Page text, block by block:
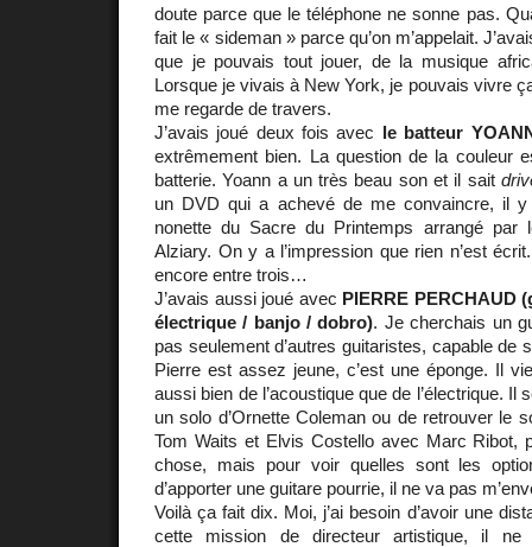
doute parce que le téléphone ne sonne pas.
fait le « sideman » parce qu’on m’appelait.
que je pouvais tout jouer, de la musique
Lorsque je vivais à New York, je pouvais vivre
me regarde de travers.
J’avais joué deux fois avec le batteur
extrêmement bien. La question de la couleur
batterie. Yoann a un très beau son et il sait
un DVD qui a achevé de me convaincre, il y
nonette du Sacre du Printemps arrangé par
Alziary. On y a l’impression que rien n’est
encore entre trois…
J’avais aussi joué avec PIERRE PERCHAUD
électrique / banjo / dobro). Je cherchais un
pas seulement d’autres guitaristes, capable de
Pierre est assez jeune, c’est une éponge. Il
aussi bien de l’acoustique que de l’électrique. Il
un solo d’Ornette Coleman ou de retrouver le
Tom Waits et Elvis Costello avec Marc Ribot,
chose, mais pour voir quelles sont les
d’apporter une guitare pourrie, il ne va pas
Voilà ça fait dix. Moi, j’ai besoin d’avoir une
cette mission de directeur artistique, il